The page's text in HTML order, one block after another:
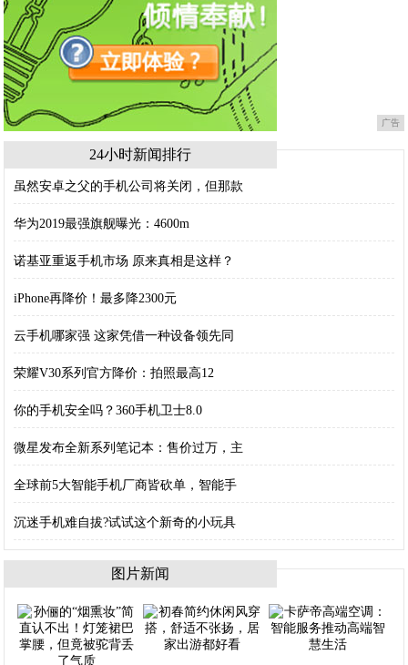
广告
24小时新闻排行
虽然安卓之父的手机公司将关闭，但那款
华为2019最强旗舰曝光：4600m
诺基亚重返手机市场 原来真相是这样？
iPhone再降价！最多降2300元
云手机哪家强 这家凭借一种设备领先同
荣耀V30系列官方降价：拍照最高12
你的手机安全吗？360手机卫士8.0
微星发布全新系列笔记本：售价过万，主
全球前5大智能手机厂商皆砍单，智能手
沉迷手机难自拔?试试这个新奇的小玩具
图片新闻